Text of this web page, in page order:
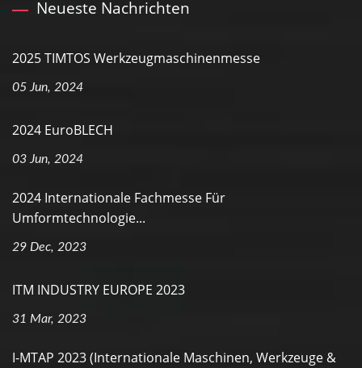
Neueste Nachrichten
2025 TIMTOS Werkzeugmaschinenmesse
05 Jun, 2024
2024 EuroBLECH
03 Jun, 2024
2024 Internationale Fachmesse Für
Umformtechnologie...
29 Dec, 2023
ITM INDUSTRY EUROPE 2023
31 Mar, 2023
I-MTAP 2023 (Internationale Maschinen, Werkzeuge &